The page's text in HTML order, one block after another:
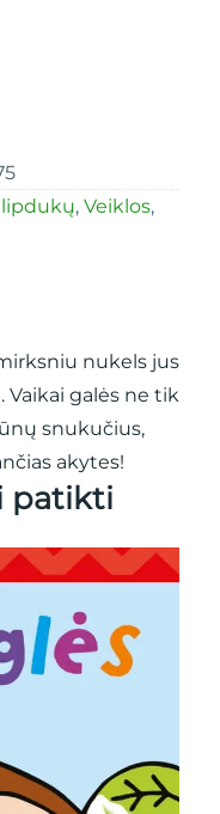
lipdukų, Veiklos,
nukels jus
Vaikai galės ne tik
snukučius,
akytes!
patikti